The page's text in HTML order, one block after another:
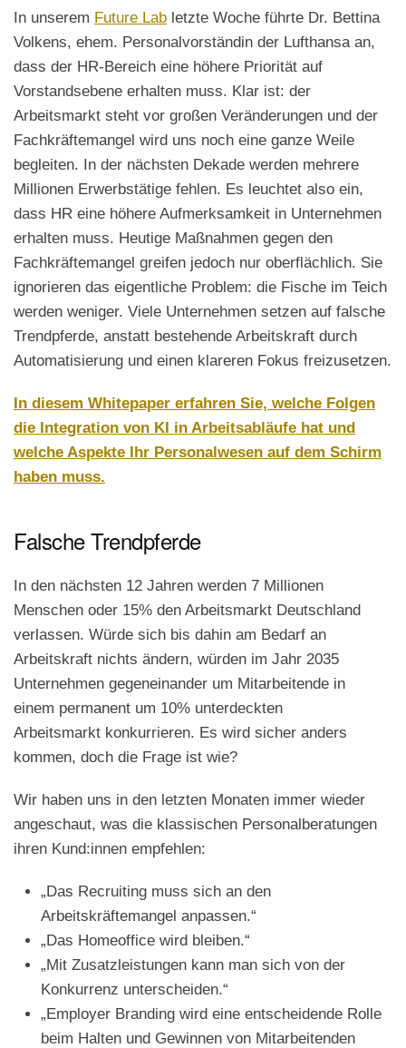
Fachkräftemangel
In unserem Future Lab letzte Woche führte Dr. Bettina
Volkens, ehem. Personalvorständin der Lufthansa an,
dass der HR-Bereich eine höhere Priorität auf
Vorstandsebene erhalten muss. Klar ist: der
Arbeitsmarkt steht vor großen Veränderungen und der
Fachkräftemangel wird uns noch eine ganze Weile
begleiten. In der nächsten Dekade werden mehrere
Millionen Erwerbstätige fehlen. Es leuchtet also ein,
dass HR eine höhere Aufmerksamkeit in Unternehmen
erhalten muss. Heutige Maßnahmen gegen den
Fachkräftemangel greifen jedoch nur oberflächlich. Sie
ignorieren das eigentliche Problem: die Fische im Teich
werden weniger. Viele Unternehmen setzen auf falsche
Trendpferde, anstatt bestehende Arbeitskraft durch
Automatisierung und einen klareren Fokus freizusetzen.
In diesem Whitepaper erfahren Sie, welche Folgen
die Integration von KI in Arbeitsabläufe hat und
welche Aspekte Ihr Personalwesen auf dem Schirm
haben muss.
Falsche Trendpferde
In den nächsten 12 Jahren werden 7 Millionen
Menschen oder 15% den Arbeitsmarkt Deutschland
verlassen. Würde sich bis dahin am Bedarf an
Arbeitskraft nichts ändern, würden im Jahr 2035
Unternehmen gegeneinander um Mitarbeitende in
einem permanent um 10% unterdeckten
Arbeitsmarkt konkurrieren. Es wird sicher anders
kommen, doch die Frage ist wie?
Wir haben uns in den letzten Monaten immer wieder
angeschaut, was die klassischen Personalberatungen
ihren Kund:innen empfehlen:
„Das Recruiting muss sich an den
Arbeitskräftemangel anpassen.“
„Das Homeoffice wird bleiben.“
„Mit Zusatzleistungen kann man sich von der
Konkurrenz unterscheiden.“
„Employer Branding wird eine entscheidende Rolle
beim Halten und Gewinnen von Mitarbeitenden